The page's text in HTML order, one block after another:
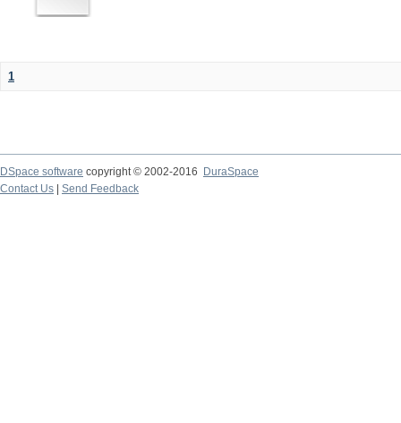
1
DSpace software copyright © 2002-2016
DuraSpace
Contact Us
Send Feedback